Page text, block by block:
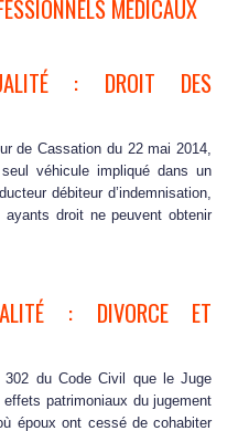
MÉDICAUX
: DROIT DES
de Cassation du 22 mai 2014,
véhicule impliqué dans un
débiteur d’indemnisation,
droit ne peuvent obtenir
: DIVORCE ET
302 du Code Civil que le Juge
patrimoniaux du jugement
époux ont cessé de cohabiter